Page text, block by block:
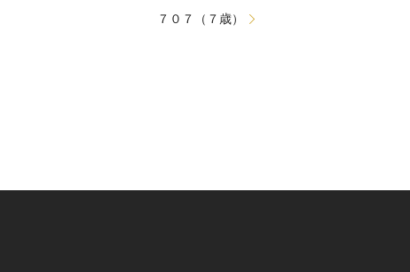
７０７（７歳）